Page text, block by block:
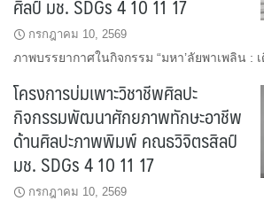
ศิลป์ มช. SDGs 4 10 11 17
กรกฎาคม 10, 2569
ภาพบรรยากาศในกิจกรรม “มหา’ลัยพาเพลิน :
โครงการบ่มเพาะวิชาชีพศิลปะ
กิจกรรมพัฒนาศักยภาพทักษะอาชีพ
ด้านศิลปะภาพพิมพ์ คณธวิจิตรสิลป์
มช. SDGs 4 10 11 17
กรกฎาคม 10, 2569